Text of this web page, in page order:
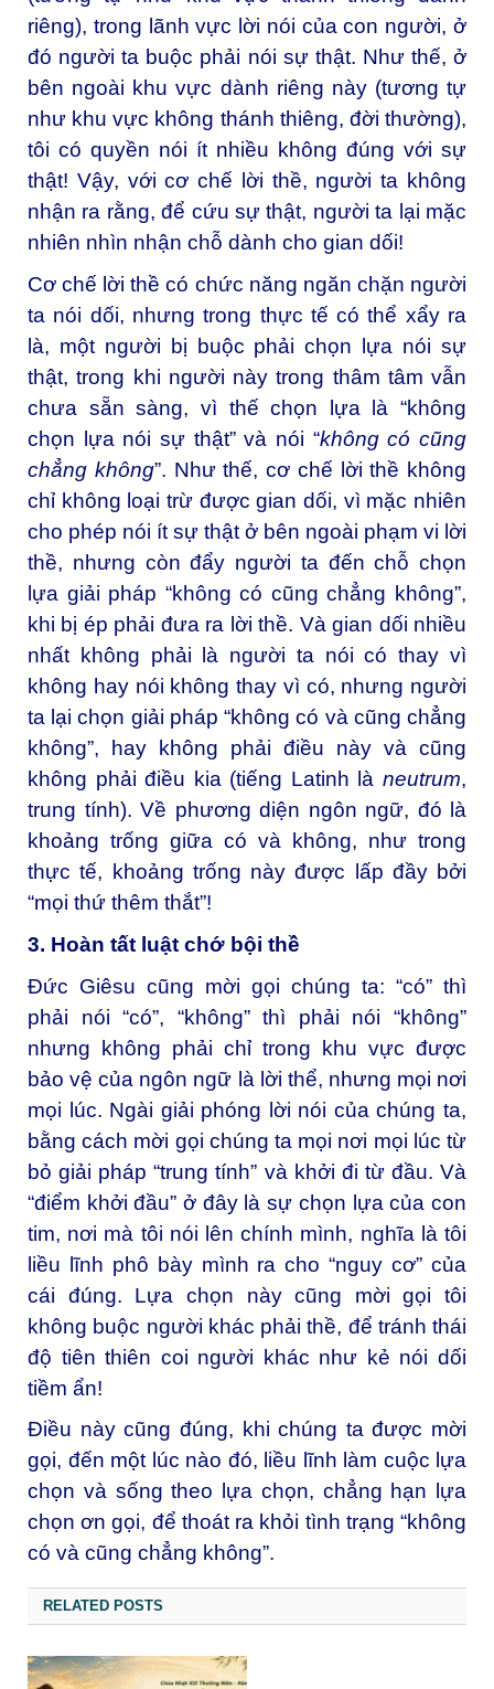
riêng), trong lãnh vực lời nói của con người, ở
đó người ta buộc phải nói sự thật. Như thế, ở
bên ngoài khu vực dành riêng này (tương tự
như khu vực không thánh thiêng, đời thường),
tôi có quyền nói ít nhiều không đúng với sự
thật! Vậy, với cơ chế lời thề, người ta không
nhận ra rằng, để cứu sự thật, người ta lại mặc
nhiên nhìn nhận chỗ dành cho gian dối!
Cơ chế lời thề có chức năng ngăn chặn người
ta nói dối, nhưng trong thực tế có thể xẩy ra
là, một người bị buộc phải chọn lựa nói sự
thật, trong khi người này trong thâm tâm vẫn
chưa sẵn sàng, vì thế chọn lựa là “không
chọn lựa nói sự thật” và nói “không có cũng
chẳng không”. Như thế, cơ chế lời thề không
chỉ không loại trừ được gian dối, vì mặc nhiên
cho phép nói ít sự thật ở bên ngoài phạm vi lời
thề, nhưng còn đẩy người ta đến chỗ chọn
lựa giải pháp “không có cũng chẳng không”,
khi bị ép phải đưa ra lời thề. Và gian dối nhiều
nhất không phải là người ta nói có thay vì
không hay nói không thay vì có, nhưng người
ta lại chọn giải pháp “không có và cũng chẳng
không”, hay không phải điều này và cũng
không phải điều kia (tiếng Latinh là neutrum,
trung tính). Về phương diện ngôn ngữ, đó là
khoảng trống giữa có và không, như trong
thực tế, khoảng trống này được lấp đầy bởi
“mọi thứ thêm thắt”!
3. Hoàn tất luật chớ bội thề
Đức Giêsu cũng mời gọi chúng ta: “có” thì
phải nói “có”, “không” thì phải nói “không”
nhưng không phải chỉ trong khu vực được
bảo vệ của ngôn ngữ là lời thể, nhưng mọi nơi
mọi lúc. Ngài giải phóng lời nói của chúng ta,
bằng cách mời gọi chúng ta mọi nơi mọi lúc từ
bỏ giải pháp “trung tính” và khởi đi từ đầu. Và
“điểm khởi đầu” ở đây là sự chọn lựa của con
tim, nơi mà tôi nói lên chính mình, nghĩa là tôi
liều lĩnh phô bày mình ra cho “nguy cơ” của
cái đúng. Lựa chọn này cũng mời gọi tôi
không buộc người khác phải thề, để tránh thái
độ tiên thiên coi người khác như kẻ nói dối
tiềm ẩn!
Điều này cũng đúng, khi chúng ta được mời
gọi, đến một lúc nào đó, liều lĩnh làm cuộc lựa
chọn và sống theo lựa chọn, chẳng hạn lựa
chọn ơn gọi, để thoát ra khỏi tình trạng “không
có và cũng chẳng không”.
RELATED POSTS